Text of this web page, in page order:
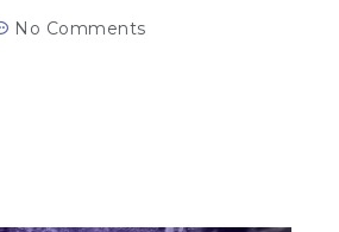
No Comments